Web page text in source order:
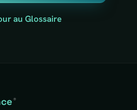
au Glossaire
®